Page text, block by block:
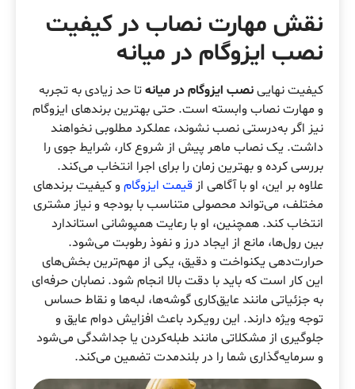
نقش مهارت نصاب در کیفیت
نصب ایزوگام در میانه
کیفیت نهایینصب ایزوگام در میانهتا حد زیادی به تجربه
و مهارت نصاب وابسته است. حتی بهترین برندهای ایزوگام
نیز اگر به‌درستی نصب نشوند، عملکرد مطلوبی نخواهند
داشت. یک نصاب ماهر پیش از شروع کار، شرایط جوی را
بررسی کرده و بهترین زمان را برای اجرا انتخاب می‌کند.
علاوه بر این، او با آگاهی از قیمت ایزوگام و کیفیت برندهای
مختلف، می‌تواند محصولی متناسب با بودجه و نیاز مشتری
انتخاب کند. همچنین، او با رعایت همپوشانی استاندارد
بین رول‌ها، مانع از ایجاد درز و نفوذ رطوبت می‌شود.
حرارت‌دهی یکنواخت و دقیق، یکی از مهم‌ترین بخش‌های
این کار است که باید با دقت بالا انجام شود. نصابان حرفه‌ای
به جزئیاتی مانند عایق‌کاری گوشه‌ها، لبه‌ها و نقاط حساس
توجه ویژه دارند. این رویکرد باعث افزایش دوام عایق و
جلوگیری از مشکلاتی مانند طبله‌کردن یا جداشدگی می‌شود
و سرمایه‌گذاری شما را در بلندمدت تضمین می‌کند.